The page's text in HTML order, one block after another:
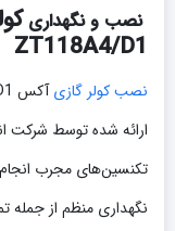
نصب و نگهداری
ZT118A4/D1
نصب کولر گازی
ارائه شده توسط شرکت
تکنسین‌های مجرب انجام
نگهداری منظم از جمله